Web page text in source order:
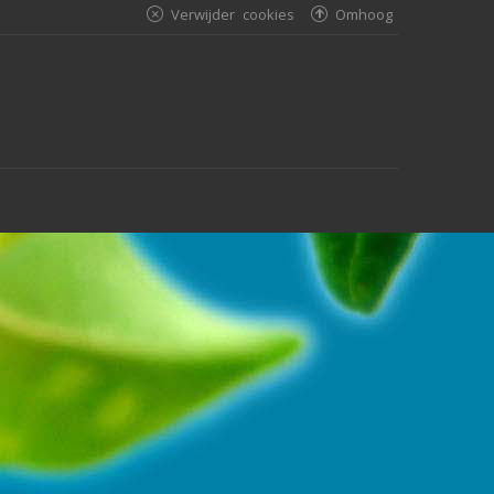
Omhoog
Verwijder cookies